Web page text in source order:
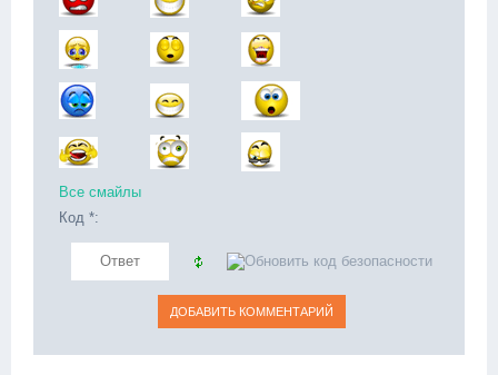
Все смайлы
Код *: